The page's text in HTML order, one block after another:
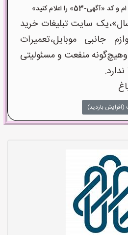
53» را اعلام کنید»
سایت تبلیغات خرید
جانبی موبایل،تعمیرات
منفعت و مسئولیتی
بازدید)